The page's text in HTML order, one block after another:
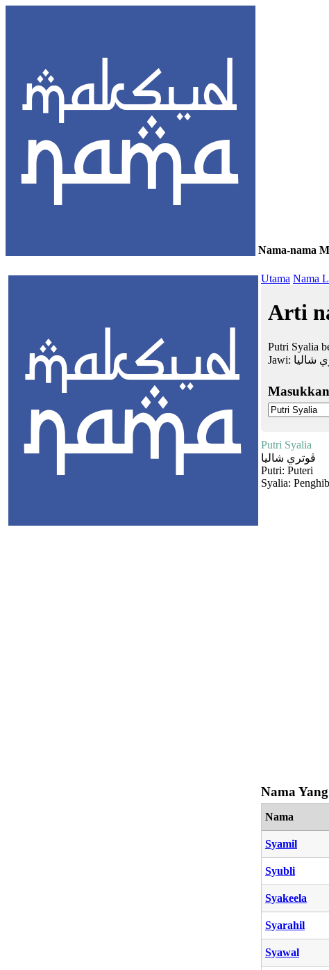
Nama-nama
Utama Nama
Arti
Putri Syalia
Jawi: شاليا
Putri Syalia
ڤوتري شاليا
Putri: Puteri
Syalia:
Nama
Nama
Syamil
Syubli
Syakeela
Syarahil
Syawal